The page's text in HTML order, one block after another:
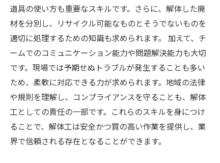
道具の使い方も重要なスキルです。さらに、解体した廃
材を分別し、リサイクル可能なものとそうでないものを
適切に処理するための知識も求められます。 加えて、チ
ームでのコミュニケーション能力や問題解決能力も大切
です。現場では予期せぬトラブルが発生することも多い
ため、柔軟に対応できる力が求められます。地域の法律
や規則を理解し、コンプライアンスを守ることも、解体
工としての責任の一部です。これらのスキルを身につけ
ることで、解体工は安全かつ質の高い作業を提供し、業
界で信頼される存在となることができます。